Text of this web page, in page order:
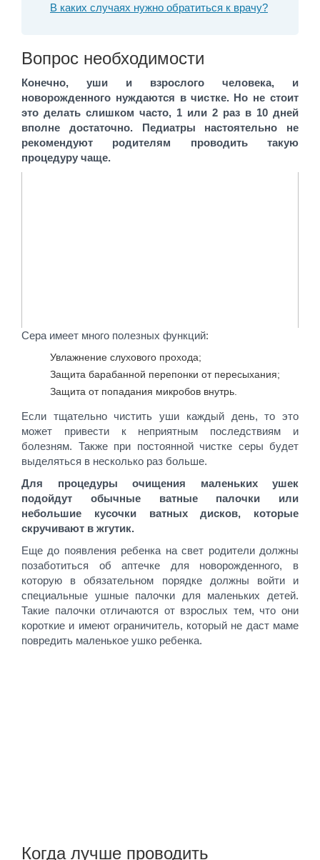
В каких случаях нужно обратиться к врачу?
Вопрос необходимости
Конечно, уши и взрослого человека, и
новорожденного нуждаются в чистке. Но не стоит
это делать слишком часто, 1 или 2 раз в 10 дней
вполне достаточно. Педиатры настоятельно не
рекомендуют родителям проводить такую
процедуру чаще.
Сера имеет много полезных функций:
Увлажнение слухового прохода;
Защита барабанной перепонки от пересыхания;
Защита от попадания микробов внутрь.
Если тщательно чистить уши каждый день, то это
может привести к неприятным последствиям и
болезням. Также при постоянной чистке серы будет
выделяться в несколько раз больше.
Для процедуры очищения маленьких ушек
подойдут обычные ватные палочки или
небольшие кусочки ватных дисков, которые
скручивают в жгутик.
Еще до появления ребенка на свет родители должны
позаботиться об аптечке для новорожденного, в
которую в обязательном порядке должны войти и
специальные ушные палочки для маленьких детей.
Такие палочки отличаются от взрослых тем, что они
короткие и имеют ограничитель, который не даст маме
повредить маленькое ушко ребенка.
Когда лучше проводить